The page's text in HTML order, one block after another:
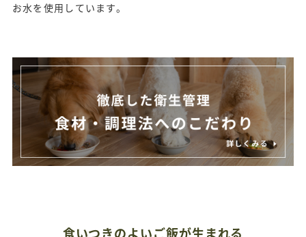
お⽔を使⽤しています。
食いつきのよいご飯が生まれる